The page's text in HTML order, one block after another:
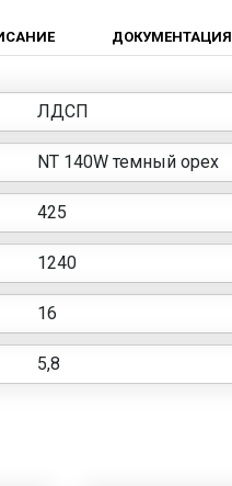
ДОКУМЕНТАЦИЯ
ЛДСП
NT 140W темный орех
425
1240
16
5,8